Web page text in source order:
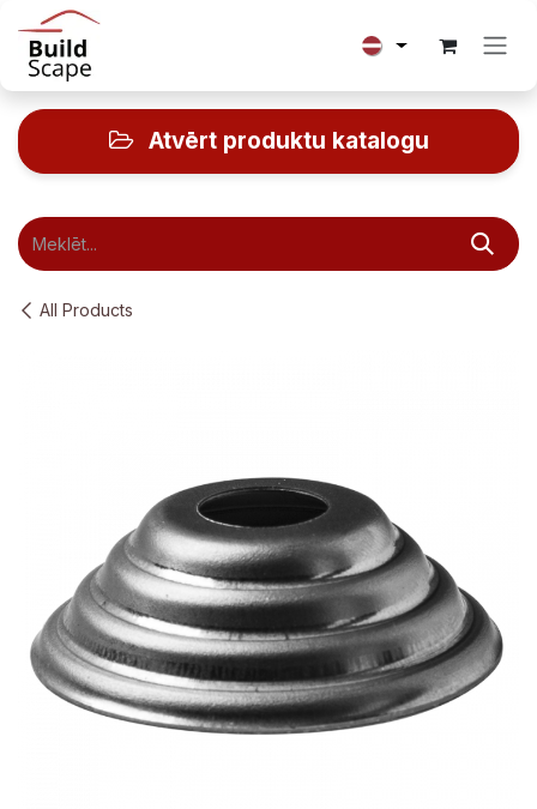
Skip to Content
Atvērt produktu katalogu
All Products